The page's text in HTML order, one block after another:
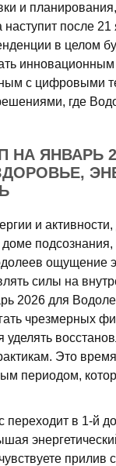
и
наступит после
в целом
с цифровыми
где
НА ЯНВАРЬ
и
подсознания,
ощущение
силы на
2026 для
чрезмерных
Это
периодом,
в 1-й
прилив